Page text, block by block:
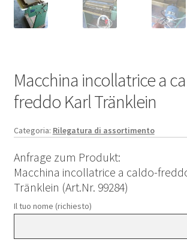
Macchina incollatrice a
freddo Karl Tränklein
Categoria: Rilegatura di assortimento
Anfrage zum Produkt:
Macchina incollatrice a caldo-
Tränklein (Art.Nr. 99284)
Il tuo nome (richiesto)